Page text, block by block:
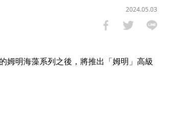
2024.05.03
姆明海藻系列之後，將推出「姆明」高級